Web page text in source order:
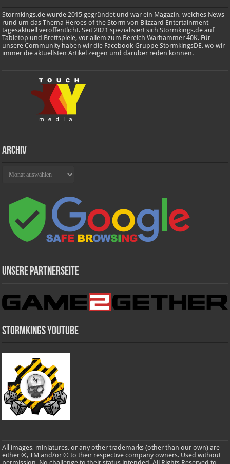
Stormkings.de wurde 2015 gegründet und war ein Magazin, welches News
rund um das Thema Heroes of the Storm von Blizzard Entertainment
tagesaktuell veröffentlicht. Seit 2021 spezialisiert sich Stormkings.de auf
Tabletop und Brettspiele, vor allem zum Bereich Warhammer 40K. Für
unsere Community haben wir die Facebook-Gruppe StormkingsDE, wo wir
immer die aktuellsten Artikel zeigen und darüber reden können.
Archiv
Unsere Partnerseite
Stormkings Youtube
All images, miniatures, or any other trademarks (other than our own) are
either ®, TM and/or © to their respective company owners. Used without